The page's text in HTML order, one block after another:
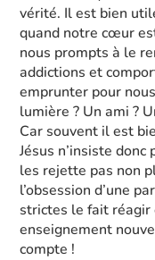
vérité. Il est bien
quand notre cœur
nous prompts à le
addictions et
emprunter pour
lumière ? Un ami ?
Car souvent il est
Jésus n’insiste
les rejette pas non
l’obsession d’une
strictes le fait réagir
enseignement
compte !